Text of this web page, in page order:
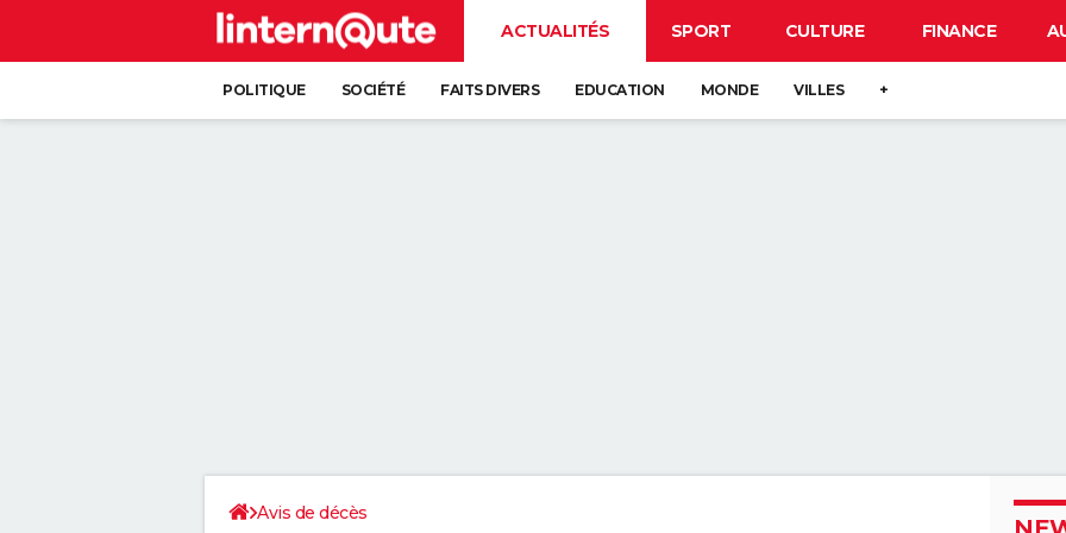
ACTUALITÉS SPORT CULTURE FINANCE
POLITIQUE SOCIÉTÉ FAITS DIVERS EDUCATION MONDE VILLES +
Avis de décès